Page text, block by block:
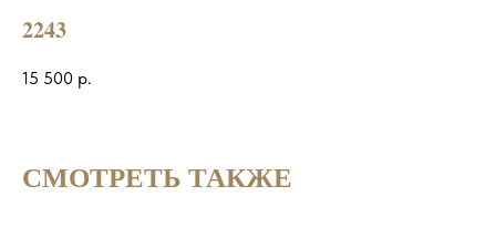
2243
15 500 р.
СМОТРЕТЬ ТАКЖЕ